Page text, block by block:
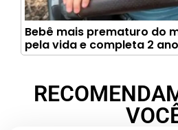
Bebê mais prematuro do
pela vida e completa 2